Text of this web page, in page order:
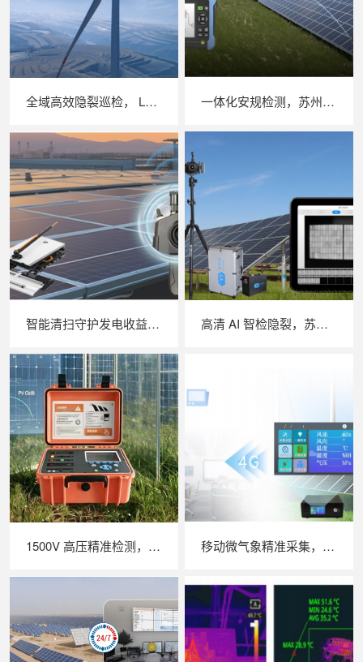
全域高效隐裂巡检， LAILX LXH210 无人机 EL 检测系统革新大型光伏电站质检模式 一体化安规检测，苏州 LAILX LXH601 绝缘接地综合测试仪筑牢光伏电站电气安全防线
智能清扫守护发电收益，苏州 LAILX LX‑H403 光伏清洗机器人打造高效光伏运维方案 高清 AI 智检隐裂，苏州 LAILX LXG50 便携式 EL 检测仪重塑光伏组件无损检测体验
1500V 高压精准检测，苏州 LAILX LX‑PV31 便携式 IV 测试仪助力光伏运维提质增效 移动微气象精准采集，苏州 LAILX LXH506 便携式气象站补齐光伏检测环境数据短板